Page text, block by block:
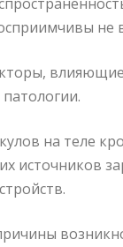
не
на теле
источников